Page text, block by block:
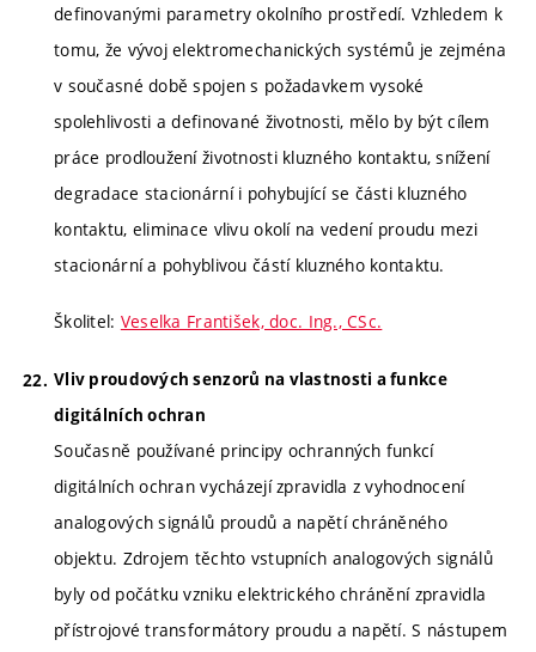
definovanými parametry okolního prostředí. Vzhledem k
tomu, že vývoj elektromechanických systémů je zejména
v současné době spojen s požadavkem vysoké
spolehlivosti a definované životnosti, mělo by být cílem
práce prodloužení životnosti kluzného kontaktu, snížení
degradace stacionární i pohybující se části kluzného
kontaktu, eliminace vlivu okolí na vedení proudu mezi
stacionární a pohyblivou částí kluzného kontaktu.
Školitel: Veselka František, doc. Ing., CSc.
Vliv proudových senzorů na vlastnosti a funkce
digitálních ochran
Současně používané principy ochranných funkcí
digitálních ochran vycházejí zpravidla z vyhodnocení
analogových signálů proudů a napětí chráněného
objektu. Zdrojem těchto vstupních analogových signálů
byly od počátku vzniku elektrického chránění zpravidla
přístrojové transformátory proudu a napětí. S nástupem